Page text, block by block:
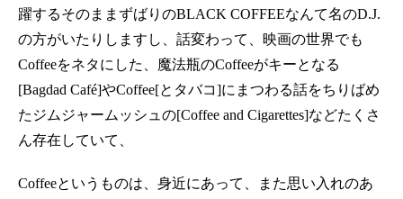
躍するそのままずばりのBLACK COFFEEなんて名のD.J.
の方がいたりしますし、話変わって、映画の世界でも
Coffeeをネタにした、魔法瓶のCoffeeがキーとなる
[Bagdad Café]やCoffee[とタバコ]にまつわる話をちりばめ
たジムジャームッシュの[Coffee and Cigarettes]などたくさ
ん存在していて、
Coffeeというものは、身近にあって、また思い入れのあ